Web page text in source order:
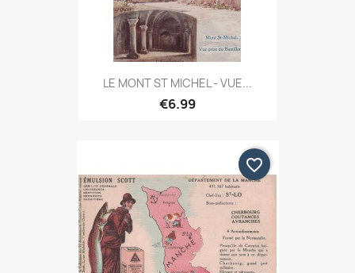
LE MONT ST MICHEL - VUE...
€6.99
favorite_border